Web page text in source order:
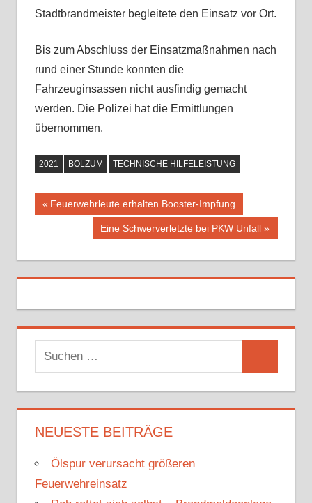
Stadtbrandmeister begleitete den Einsatz vor Ort.
Bis zum Abschluss der Einsatzmaßnahmen nach
rund einer Stunde konnten die
Fahrzeuginsassen nicht ausfindig gemacht
werden. Die Polizei hat die Ermittlungen
übernommen.
2021 BOLZUM TECHNISCHE HILFELEISTUNG
Beitragsnavigation
Vorheriger
Feuerwehrleute erhalten Booster-Impfung
Nächster
Eine Schwerverletzte bei PKW Unfall
u
c
h
e
c
NEUESTE BEITRÄGE
Ölspur verursacht größeren
Feuerwehreinsatz